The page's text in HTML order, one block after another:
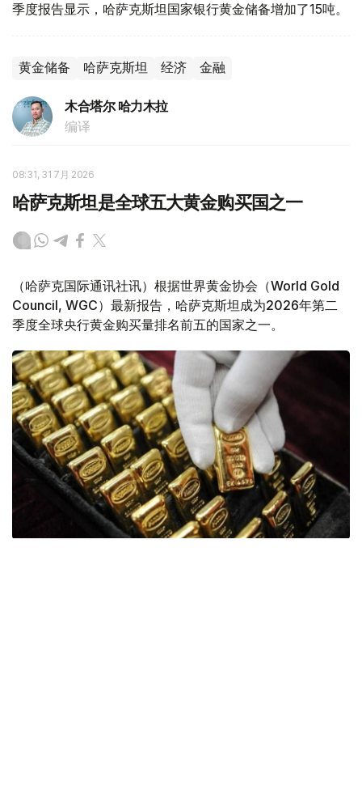
季度报告显示，哈萨克斯坦国家银行黄金储备增加了15吨。
黄金储备 哈萨克斯坦 经济 金融
木合塔尔 哈力木拉
编译
08:31, 31 7月 2026
哈萨克斯坦是全球五大黄金购买国之一
（哈萨克国际通讯社讯）根据世界黄金协会（World Gold
Council, WGC）最新报告，哈萨克斯坦成为2026年第二
季度全球央行黄金购买量排名前五的国家之一。